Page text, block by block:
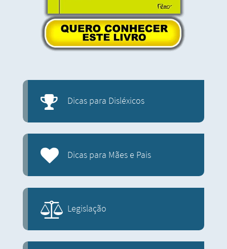
Dicas para Disléxicos
Dicas para Mães e Pais
Legislação